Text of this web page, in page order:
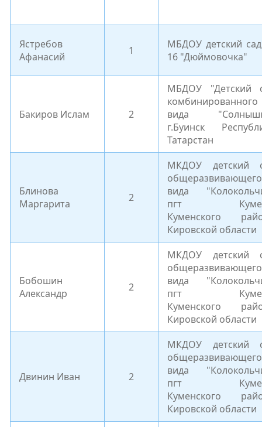
Ястребов
Афанасий
1
МБДОУ детский
16 "Дюймовочка"
Бакиров Ислам 2
МБДОУ "Детский
комбинированного
вида
г.Буинск
Татарстан
Блинова
Маргарита
2
МКДОУ детский
общеразвивающего
вида
пгт
Куменского
Кировской области
Бобошин
Александр
2
МКДОУ детский
общеразвивающего
вида
пгт
Куменского
Кировской области
Двинин Иван 2
МКДОУ детский
общеразвивающего
вида
пгт
Куменского
Кировской области